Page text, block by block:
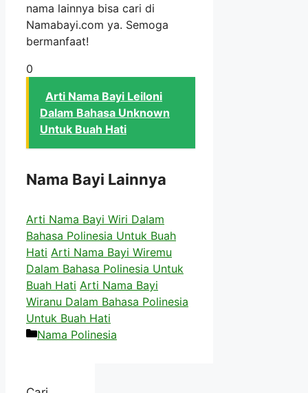
nama lainnya bisa cari di
Namabayi.com ya. Semoga
bermanfaat!
0
Arti Nama Bayi Leiloni
Dalam Bahasa Unknown
Untuk Buah Hati
Nama Bayi Lainnya
Arti Nama Bayi Wiri Dalam
Bahasa Polinesia Untuk Buah
Hati Arti Nama Bayi Wiremu
Dalam Bahasa Polinesia Untuk
Buah Hati Arti Nama Bayi
Wiranu Dalam Bahasa Polinesia
Untuk Buah Hati
Kategori
Nama Polinesia